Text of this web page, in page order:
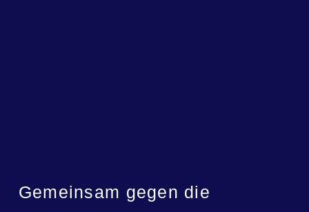
Gemeinsam gegen die